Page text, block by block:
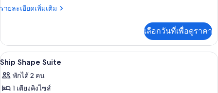
Riverview
Suite
รายละเอียดเพิ่มเติม
ราย
เกี่ยว
กับ
Riverview
One
Bedroom
Suite
เลือกวันที่เพื่อดูราคา
เปิด
ภาพถ่าย
ทั้งหมด
เครื่องนอนระดับพรีเมียม, มินิบาร์, ตู้นิ
6
Ship Shape Suite
พักได้ 2 คน
1 เตียงคิงไซส์